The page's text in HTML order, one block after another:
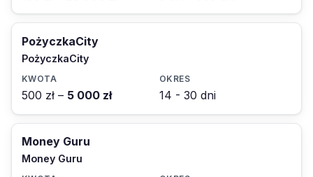
PożyczkaCity
PożyczkaCity
500 zł – 5 000 zł 14 - 30 dni
Money Guru
Money Guru